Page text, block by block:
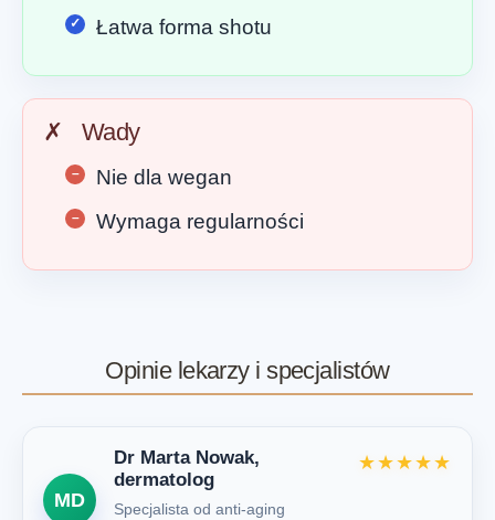
Łatwa forma shotu
✗ Wady
Nie dla wegan
Wymaga regularności
Opinie lekarzy i specjalistów
MD
Dr Marta Nowak,
dermatolog
Specjalista od anti-aging
★★★★★